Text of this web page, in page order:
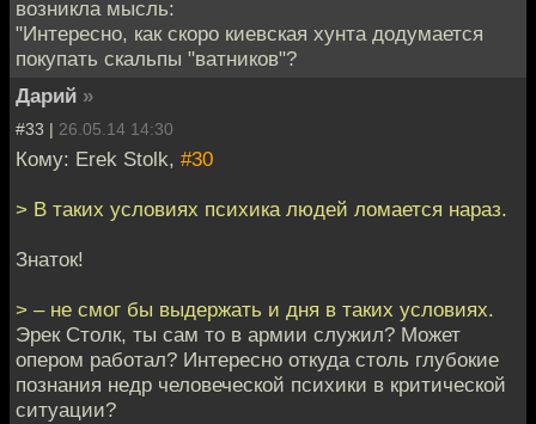
возникла мысль:
"Интересно, как скоро киевская хунта додумается
покупать скальпы "ватников"?
Дарий »
#33 | 26.05.14 14:30
Кому: Erek Stolk, #30
> В таких условиях психика людей ломается нараз.
Знаток!
> – не смог бы выдержать и дня в таких условиях.
Эрек Столк, ты сам то в армии служил? Может
опером работал? Интересно откуда столь глубокие
познания недр человеческой психики в критической
ситуации?